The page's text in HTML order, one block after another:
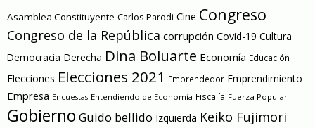
Asamblea Constituyente Carlos Parodi Cine Congreso
Congreso de la República corrupción Covid-19 Cultura
Democracia Derecha Dina Boluarte Economía Educación
Elecciones Elecciones 2021 Emprendedor Emprendimiento
Empresa Encuestas Entendiendo de Economía Fiscalía Fuerza Popular
Gobierno Guido bellido Izquierda Keiko Fujimori